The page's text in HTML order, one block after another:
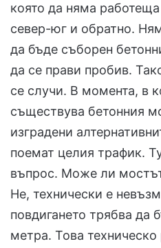
която да няма
север-юг и обратно.
да бъде съборен
да се прави пробив.
се случи. В момента, в
съществува бетонния
изградени
поемат целия трафик.
въпрос. Може ли
Не, технически е
повдигането трябва да
метра. Това